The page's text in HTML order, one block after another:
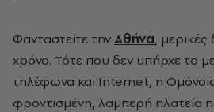
Φανταστείτε τηνΑθήνα, μερικές
χρόνο. Τότε που δεν υπήρχε το
τηλέφωνα και Internet, η
φροντισμένη, λαμπερή πλατεία